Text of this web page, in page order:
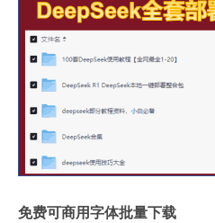
免费可商用字体批量下载